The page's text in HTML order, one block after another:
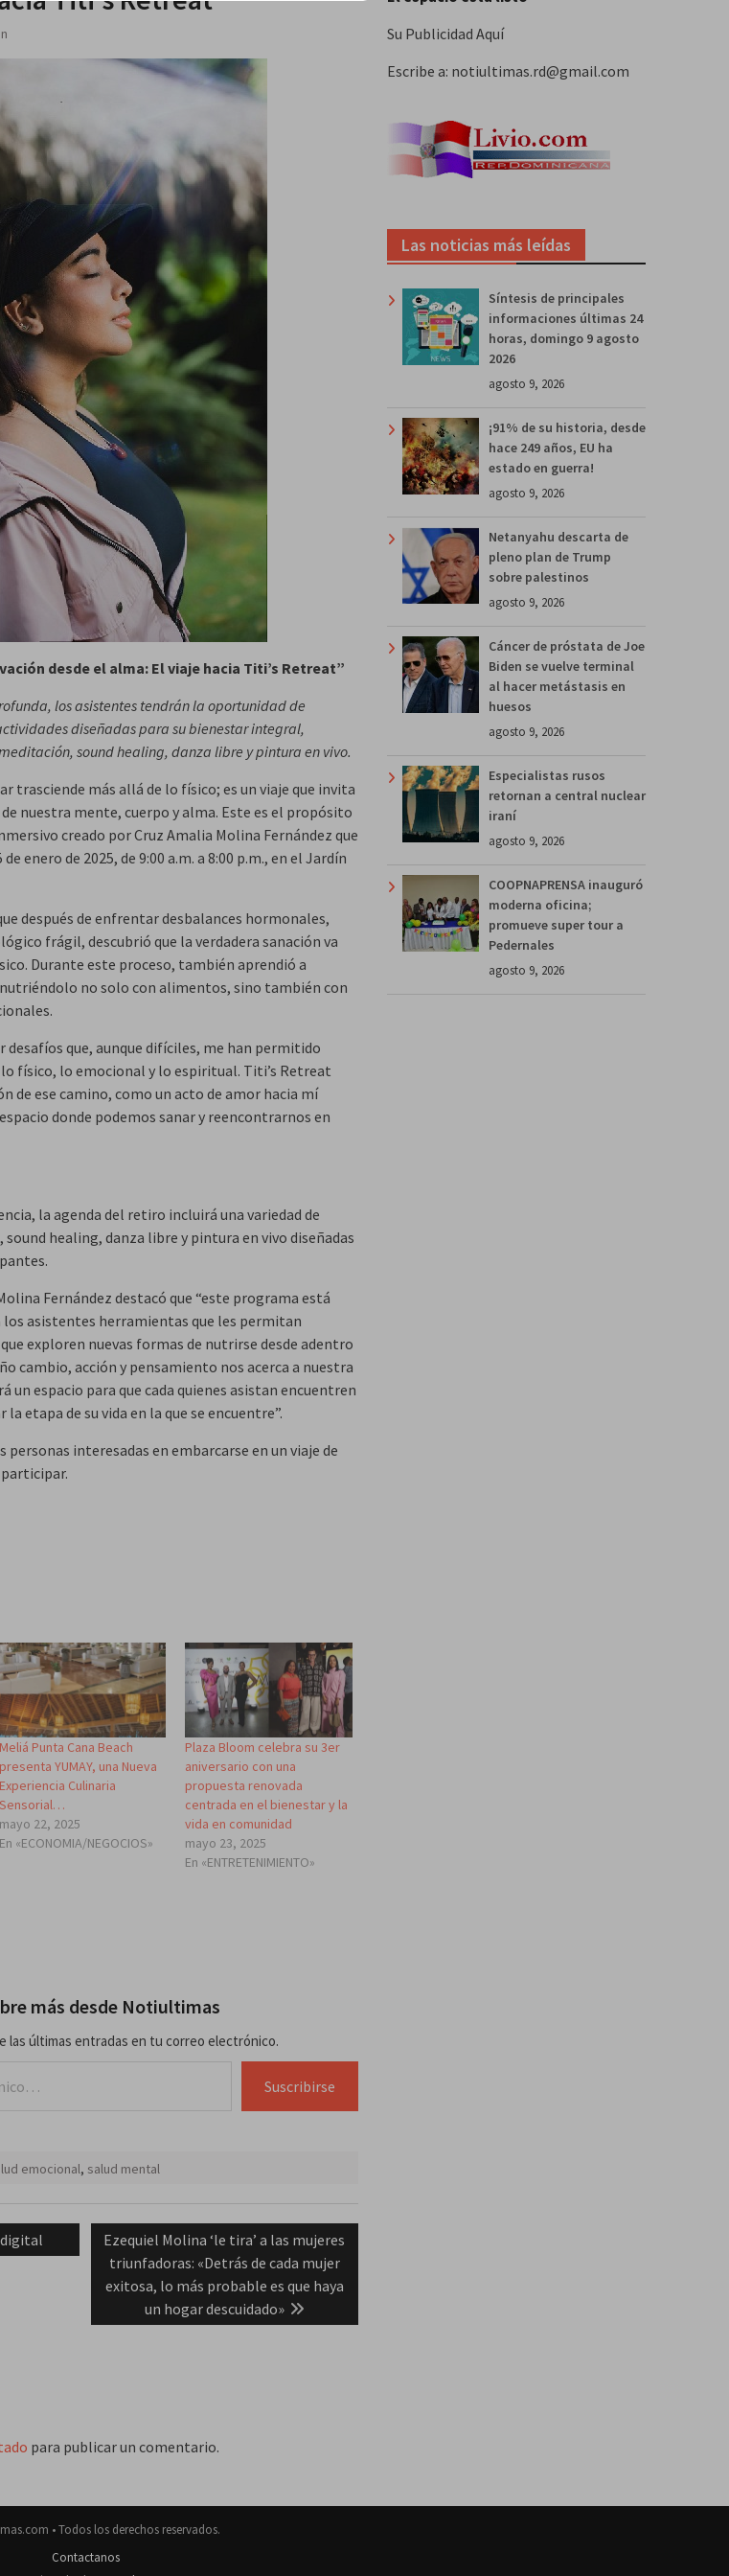
desde el alma: El viaje hacia Titi’s Retreat”
los asistentes tendrán la oportunidad de
diseñadas para su bienestar integral,
sound healing, danza libre y pintura en vivo.
trasciende más allá de lo físico; es un viaje que invita
nuestra mente, cuerpo y alma. Este es el propósito
creado por Cruz Amalia Molina Fernández que
enero de 2025, de 9:00 a.m. a 8:00 p.m., en el Jardín
después de enfrentar desbalances hormonales,
frágil, descubrió que la verdadera sanación va
Durante este proceso, también aprendió a
no solo con alimentos, sino también con
desafíos que, aunque difíciles, me han permitido
físico, lo emocional y lo espiritual. Titi’s Retreat
de ese camino, como un acto de amor hacia mí
donde podemos sanar y reencontrarnos en
la agenda del retiro incluirá una variedad de
healing, danza libre y pintura en vivo diseñadas
Fernández destacó que “este programa está
asistentes herramientas que les permitan
exploren nuevas formas de nutrirse desde adentro
cambio, acción y pensamiento nos acerca a nuestra
un espacio para que cada quienes asistan encuentren
etapa de su vida en la que se encuentre”.
interesadas en embarcarse en un viaje de
Meliá Punta Cana Beach
presenta YUMAY, una Nueva
Experiencia Culinaria
Sensorial…
mayo 22, 2025
En «ECONOMIA/NEGOCIOS»
Plaza Bloom celebra su 3er
aniversario con una
propuesta renovada
centrada en el bienestar y la
vida en comunidad
mayo 23, 2025
En «ENTRETENIMIENTO»
más desde Notiultimas
las últimas entradas en tu correo electrónico.
Suscribirse
emocional, salud mental
Next
post:
Ezequiel Molina ‘le tira’ a las mujeres
triunfadoras: «Detrás de cada mujer
exitosa, lo más probable es que haya
un hogar descuidado»
para publicar un comentario.
Su Publicidad Aquí
Escribe a: notiultimas.rd@gmail.com
Las noticias más leídas
Síntesis de principales
informaciones últimas 24
horas, domingo 9 agosto
2026
agosto 9, 2026
¡91% de su historia, desde
hace 249 años, EU ha
estado en guerra!
agosto 9, 2026
Netanyahu descarta de
pleno plan de Trump
sobre palestinos
agosto 9, 2026
Cáncer de próstata de Joe
Biden se vuelve terminal
al hacer metástasis en
huesos
agosto 9, 2026
Especialistas rusos
retornan a central nuclear
iraní
agosto 9, 2026
COOPNAPRENSA inauguró
moderna oficina;
promueve super tour a
Pedernales
agosto 9, 2026
• Todos los derechos reservados.
Contactanos